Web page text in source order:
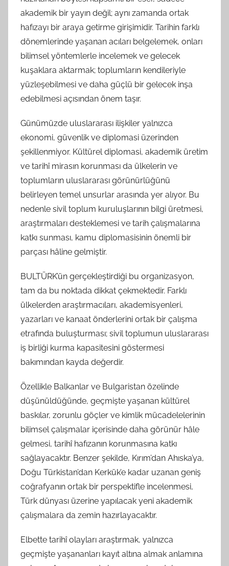
akademik bir yayın değil; aynı zamanda ortak
hafızayı bir araya getirme girişimidir. Tarihin farklı
dönemlerinde yaşanan acıları belgelemek, onları
bilimsel yöntemlerle incelemek ve gelecek
kuşaklara aktarmak; toplumların kendileriyle
yüzleşebilmesi ve daha güçlü bir gelecek inşa
edebilmesi açısından önem taşır.
Günümüzde uluslararası ilişkiler yalnızca
ekonomi, güvenlik ve diplomasi üzerinden
şekillenmiyor. Kültürel diplomasi, akademik üretim
ve tarihî mirasın korunması da ülkelerin ve
toplumların uluslararası görünürlüğünü
belirleyen temel unsurlar arasında yer alıyor. Bu
nedenle sivil toplum kuruluşlarının bilgi üretmesi,
araştırmaları desteklemesi ve tarih çalışmalarına
katkı sunması, kamu diplomasisinin önemli bir
parçası hâline gelmiştir.
BULTÜRK’ün gerçekleştirdiği bu organizasyon,
tam da bu noktada dikkat çekmektedir. Farklı
ülkelerden araştırmacıları, akademisyenleri,
yazarları ve kanaat önderlerini ortak bir çalışma
etrafında buluşturması; sivil toplumun uluslararası
iş birliği kurma kapasitesini göstermesi
bakımından kayda değerdir.
Özellikle Balkanlar ve Bulgaristan özelinde
düşünüldüğünde, geçmişte yaşanan kültürel
baskılar, zorunlu göçler ve kimlik mücadelelerinin
bilimsel çalışmalar içerisinde daha görünür hâle
gelmesi, tarihî hafızanın korunmasına katkı
sağlayacaktır. Benzer şekilde, Kırım’dan Ahıska’ya,
Doğu Türkistan’dan Kerkük’e kadar uzanan geniş
coğrafyanın ortak bir perspektifle incelenmesi,
Türk dünyası üzerine yapılacak yeni akademik
çalışmalara da zemin hazırlayacaktır.
Elbette tarihî olayları araştırmak, yalnızca
geçmişte yaşananları kayıt altına almak anlamına